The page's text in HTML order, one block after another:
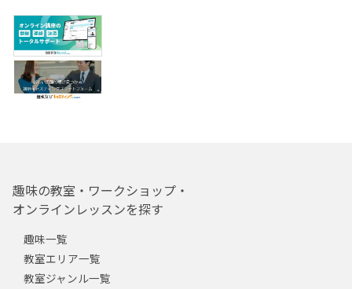
趣味の教室・ワークショップ・
オンラインレッスンを探す
趣味一覧
教室エリア一覧
教室ジャンル一覧